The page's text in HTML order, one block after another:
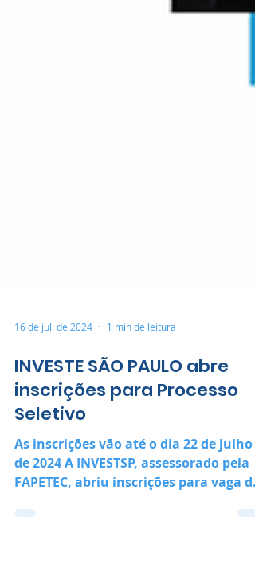
16 de jul. de 2024 1 min de leitura
INVESTE SÃO PAULO abre
inscrições para Processo
Seletivo
As inscrições vão até o dia 22 de julho
de 2024 A INVESTSP, assessorado pela
FAPETEC, abriu inscrições para vaga de
Consultor I.D, para...